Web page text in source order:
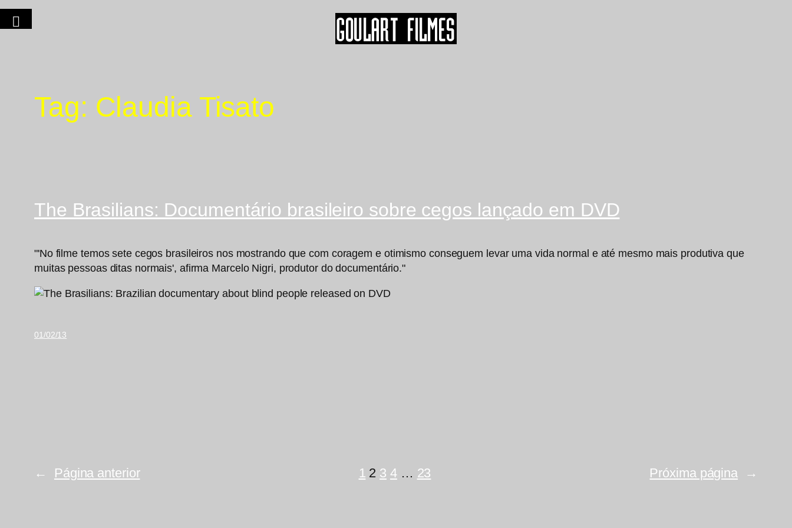
Tag: Claudia Tisato
The Brasilians: Documentário brasileiro sobre cegos lançado em DVD
"'No filme temos sete cegos brasileiros nos mostrando que com coragem e otimismo conseguem levar uma vida normal e até mesmo mais produtiva que
muitas pessoas ditas normais', afirma Marcelo Nigri, produtor do documentário."
01/02/13
← Página anterior 1 2 3 4 … 23 Próxima página →